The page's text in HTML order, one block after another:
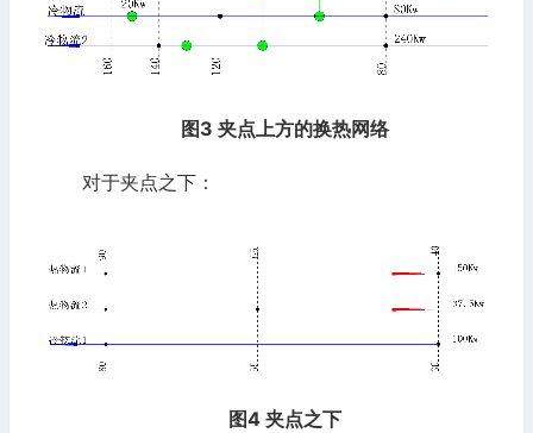
图3 夹点上方的换热网络
对于夹点之下：
图4 夹点之下